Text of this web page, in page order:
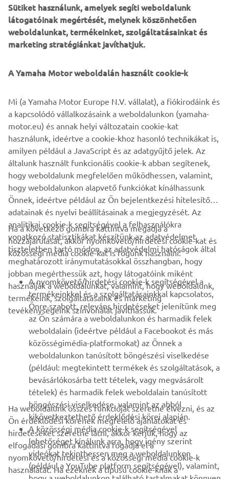
egyensúlyban van a fejlett tervezés és a terméktervezés
szempontjából. Az Y/AI teljes méretű koncepciómodellje
is elkészült, amelyet a tervek szerint a november végi
thaiföldi Motor Expo 2024-en mutatunk be.
emberek értékein alapul, amelyeket a Világépítő Bibliában
műsort, hogy közben elképzeled, hogyan állnak össze
ezek a dolgok, akkor még érdekesebbnek találhatod" –
mondja Nakamura. "Még nem látom a végét. Nézőként
szeretnék igazán elmerülni a világban és a történetében,
amikor nézem."
TUDJON MEG TÖBBET A PROJEKTRŐL
VÁLLALATI
B2B
TÖBB YAMAHA
TÁMOGATÁS
HÍRLEVÉL
Legyél az elsők között, aki a legújabb ajánlatokról, különleges
eseményekről, újdonságokról stb. értesül.
ELŐFIZETÉS
Sütiket használunk, amelyek segíti weboldalunk
látogatóinak megértését, melynek köszönhetően
weboldalunkat, termékeinket, szolgáltatásainkat és
marketing stratégiánkat javíthatjuk.
A Yamaha Motor weboldalán használt cookie-k
Mi (a Yamaha Motor Europe N.V. vállalat), a fiókirodáink és
a kapcsolódó vállalkozásaink a weboldalunkon (yamaha-
motor.eu) és annak helyi változatain cookie-kat
használunk, ideértve a cookie-khoz hasonló technikákat is,
amilyen például a JavaScript és az adatgyűjtő jelek. Az
általunk használt funkcionális cookie-k abban segítenek,
hogy weboldalunk megfelelően működhessen, valamint,
hogy weboldalunkon alapvető funkciókat kínálhassunk
Önnek, ideértve például az Ön bejelentkezési hitelesítő
adatainak és nyelvi beállításainak a megjegyzését. Az
analitikai cookie-k segítségével a felhasználókra
vonatkozó statisztikákat készítünk az adatvédelmet
tiszteletben tartó módon, az adatvédelmi hatóságok által
meghatározott iránymutatásokkal összhangban, hogy
jobban megérthessük azt, hogy látogatóink miként
használják a weboldalunkat, valamint, hogy weboldalunk,
termékeink, szolgáltatásaink és marketing
tevékenységeink színvonalát javíthassuk.
Ha a következő gombra kattintva megadja a
hozzájárulását, akkor nyomkövető/hirdetési cookie-kat és
közösségi média cookie-kat is fogunk használni:
A nyomkövető/hirdetési cookie-k segítségével a
termékeinkkel és a szolgáltatásainkkal kapcsolatos,
Önre szabott, releváns hirdetéseket jelenítünk meg
az Ön számára a weboldalunkon és harmadik felek
weboldalain (ideértve például a Facebookot és más
közösségimédia-platformokat) az Önnek a
weboldalunkon tanúsított böngészési viselkedése
(például: megtekintett termékek és szolgáltatások, a
bevásárlókosárba tett tételek, vagy megvásárolt
tételek) és harmadik felek weboldalain tanúsított
böngészési viselkedése, valamint az abból
kikövetkeztethető érdeklődési körei alapján.
A közösségi média cookie-k segítségével
lehetőséget kínálunk arra, hogy igény szerint
videókat tekinthessen meg a weboldalunkon
(például a YouTube platform segítségével), valamint,
Ha weboldalunk összes funkcióját szeretné élvezni, és az
Ön érdeklődési körének megfelelő ajánlatokat és
hirdetéseket szeretne látni, akkor kérjük, hogy az
elfogadási gombra kattintva fogadja el a
nyomkövető/hirdetési és a közösségi média cookie-k
használatát. Ha ezeknek a típusú cookie-knak a